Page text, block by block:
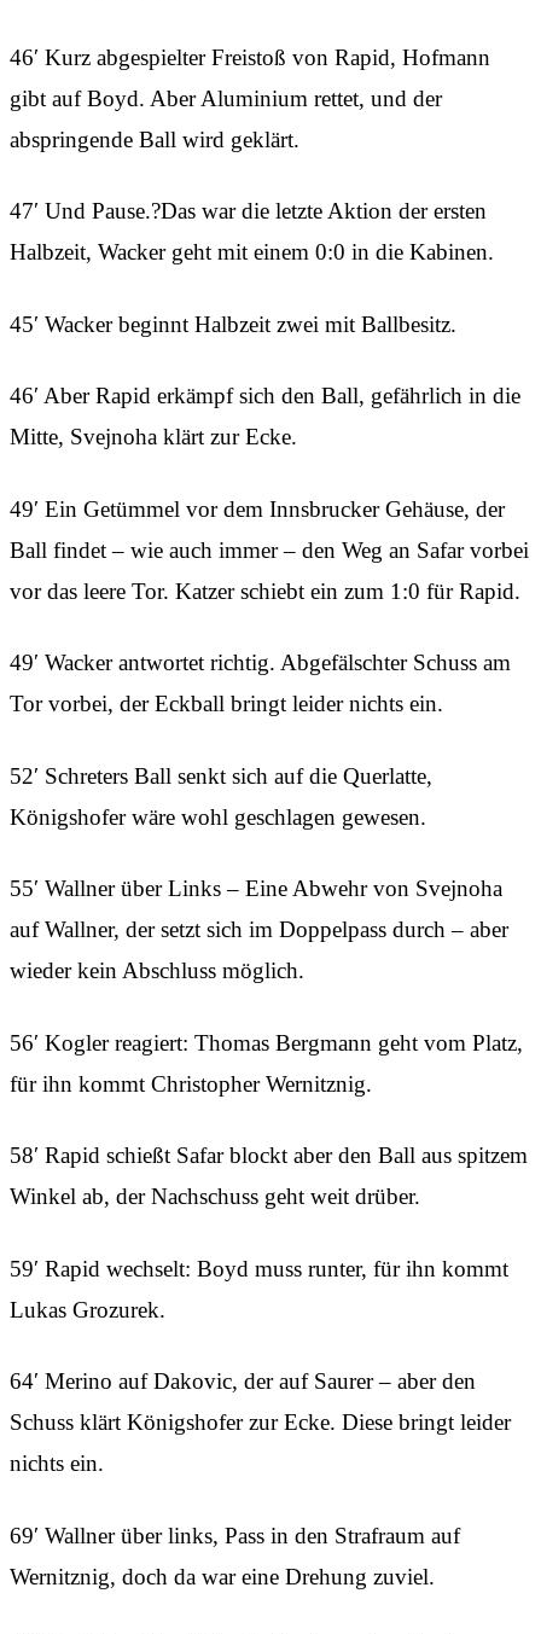
46′ Kurz abgespielter Freistoß von Rapid, Hofmann
gibt auf Boyd. Aber Aluminium rettet, und der
abspringende Ball wird geklärt.
47′ Und Pause.?Das war die letzte Aktion der ersten
Halbzeit, Wacker geht mit einem 0:0 in die Kabinen.
45′ Wacker beginnt Halbzeit zwei mit Ballbesitz.
46′ Aber Rapid erkämpf sich den Ball, gefährlich in die
Mitte, Svejnoha klärt zur Ecke.
49′ Ein Getümmel vor dem Innsbrucker Gehäuse, der
Ball findet – wie auch immer – den Weg an Safar vorbei
vor das leere Tor. Katzer schiebt ein zum 1:0 für Rapid.
49′ Wacker antwortet richtig. Abgefälschter Schuss am
Tor vorbei, der Eckball bringt leider nichts ein.
52′ Schreters Ball senkt sich auf die Querlatte,
Königshofer wäre wohl geschlagen gewesen.
55′ Wallner über Links – Eine Abwehr von Svejnoha
auf Wallner, der setzt sich im Doppelpass durch – aber
wieder kein Abschluss möglich.
56′ Kogler reagiert: Thomas Bergmann geht vom Platz,
für ihn kommt Christopher Wernitznig.
58′ Rapid schießt Safar blockt aber den Ball aus spitzem
Winkel ab, der Nachschuss geht weit drüber.
59′ Rapid wechselt: Boyd muss runter, für ihn kommt
Lukas Grozurek.
64′ Merino auf Dakovic, der auf Saurer – aber den
Schuss klärt Königshofer zur Ecke. Diese bringt leider
nichts ein.
69′ Wallner über links, Pass in den Strafraum auf
Wernitznig, doch da war eine Drehung zuviel.